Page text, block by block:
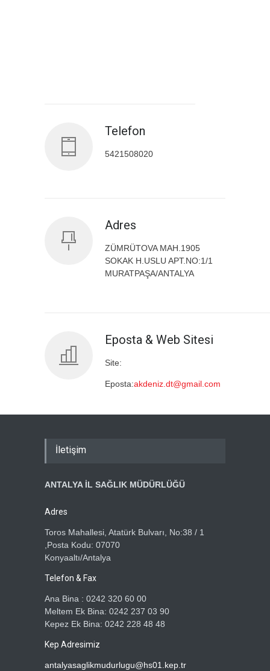
Telefon
5421508020
Adres
ZÜMRÜTOVA MAH.1905
SOKAK H.USLU APT.NO:1/1
MURATPAŞA/ANTALYA
Eposta & Web Sitesi
Site:
Eposta:akdeniz.dt@gmail.com
İletişim
ANTALYA İL SAĞLIK MÜDÜRLÜĞÜ
Adres
Toros Mahallesi, Atatürk Bulvarı, No:38 / 1
,Posta Kodu: 07070
Konyaaltı/Antalya
Telefon & Fax
Ana Bina : 0242 320 60 00
Meltem Ek Bina: 0242 237 03 90
Kepez Ek Bina: 0242 228 48 48
Kep Adresimiz
antalyasaglikmudurlugu@hs01.kep.tr